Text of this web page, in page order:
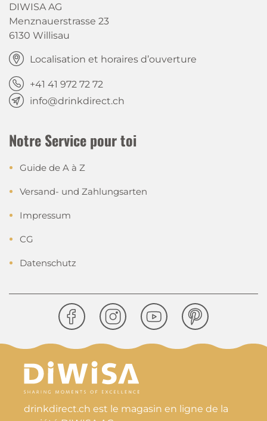
DIWISA AG
Menznauerstrasse 23
6130 Willisau
Localisation et horaires d’ouverture
+41 41 972 72 72
info@drinkdirect.ch
Notre Service pour toi
Guide de A à Z
Versand- und Zahlungsarten
Impressum
CG
Datenschutz
drinkdirect.ch est le magasin en ligne de la